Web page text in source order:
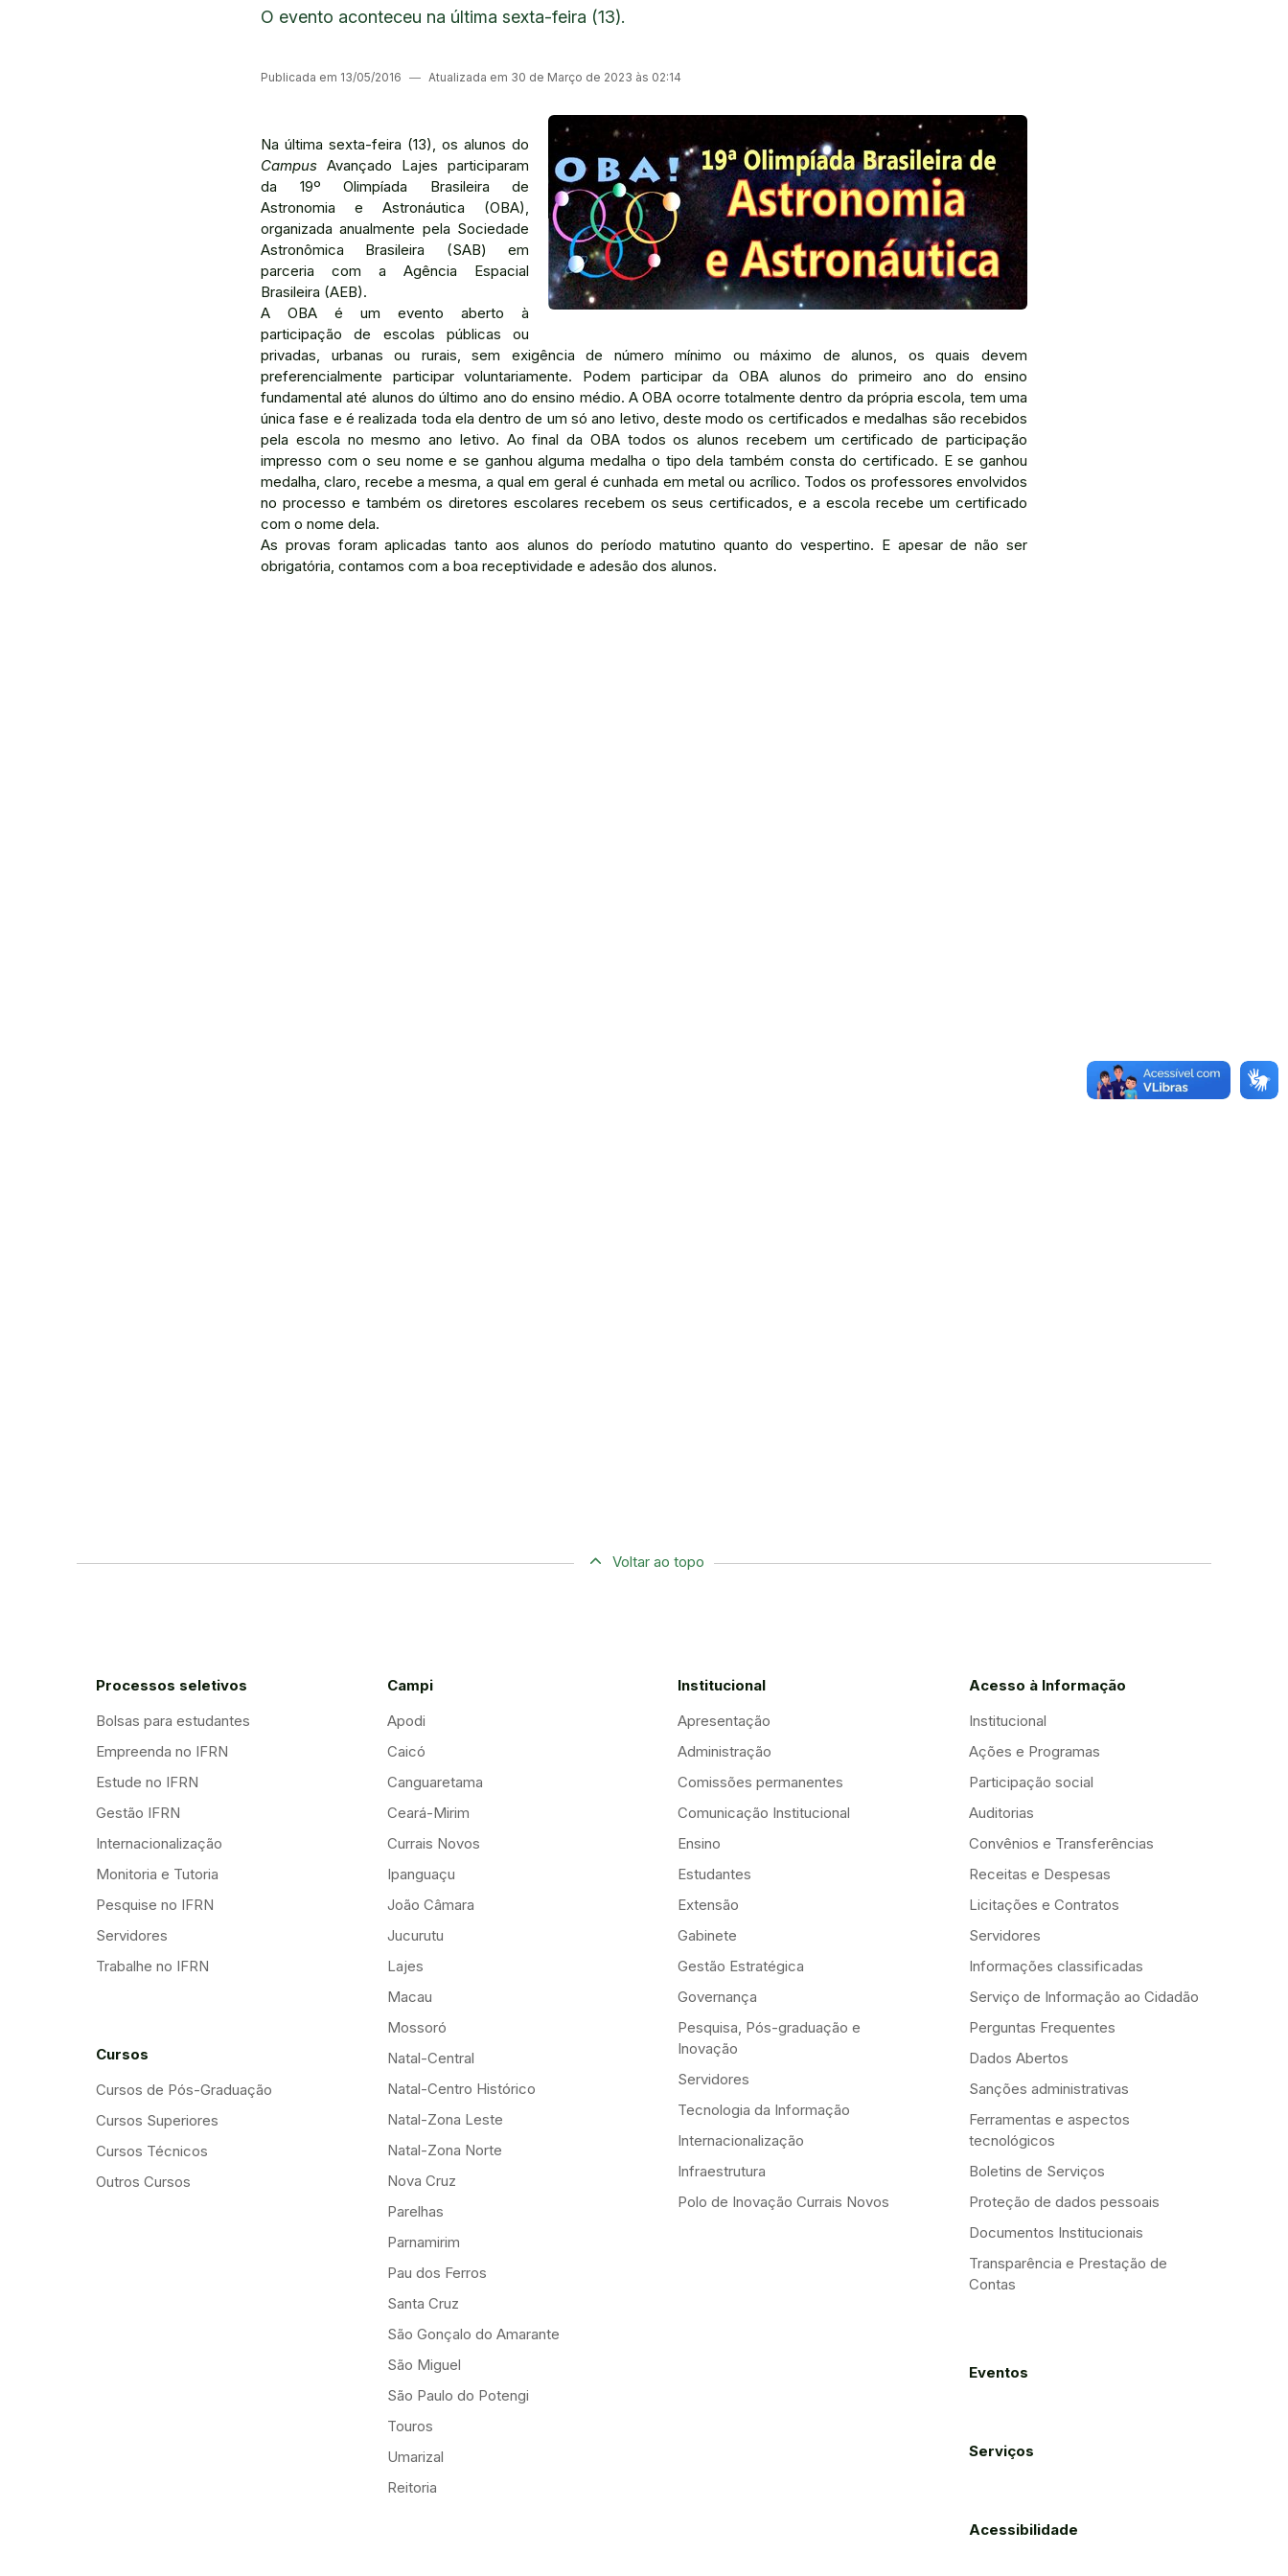
O evento aconteceu na última sexta-feira (13).
Publicada em 13/05/2016 ― Atualizada em 30 de Março de 2023 às 02:14
Na última sexta-feira (13), os alunos do
Campus Avançado Lajes participaram
da 19º Olimpíada Brasileira de
Astronomia e Astronáutica (OBA),
organizada anualmente pela Sociedade
Astronômica Brasileira (SAB) em
parceria com a Agência Espacial
Brasileira (AEB).
A OBA é um evento aberto à
participação de escolas públicas ou
privadas, urbanas ou rurais, sem exigência de número mínimo ou máximo de alunos, os quais devem
preferencialmente participar voluntariamente. Podem participar da OBA alunos do primeiro ano do ensino
fundamental até alunos do último ano do ensino médio. A OBA ocorre totalmente dentro da própria escola, tem uma
única fase e é realizada toda ela dentro de um só ano letivo, deste modo os certificados e medalhas são recebidos
pela escola no mesmo ano letivo. Ao final da OBA todos os alunos recebem um certificado de participação
impresso com o seu nome e se ganhou alguma medalha o tipo dela também consta do certificado. E se ganhou
medalha, claro, recebe a mesma, a qual em geral é cunhada em metal ou acrílico. Todos os professores envolvidos
no processo e também os diretores escolares recebem os seus certificados, e a escola recebe um certificado
com o nome dela.
As provas foram aplicadas tanto aos alunos do período matutino quanto do vespertino. E apesar de não ser
obrigatória, contamos com a boa receptividade e adesão dos alunos.​
Voltar ao topo
Processos seletivos
Bolsas para estudantes
Empreenda no IFRN
Estude no IFRN
Gestão IFRN
Internacionalização
Monitoria e Tutoria
Pesquise no IFRN
Servidores
Trabalhe no IFRN
Cursos
Cursos de Pós-Graduação
Cursos Superiores
Cursos Técnicos
Outros Cursos
Campi
Apodi
Caicó
Canguaretama
Ceará-Mirim
Currais Novos
Ipanguaçu
João Câmara
Jucurutu
Lajes
Macau
Mossoró
Natal-Central
Natal-Centro Histórico
Natal-Zona Leste
Natal-Zona Norte
Nova Cruz
Parelhas
Parnamirim
Pau dos Ferros
Santa Cruz
São Gonçalo do Amarante
São Miguel
São Paulo do Potengi
Touros
Umarizal
Reitoria
Institucional
Apresentação
Administração
Comissões permanentes
Comunicação Institucional
Ensino
Estudantes
Extensão
Gabinete
Gestão Estratégica
Governança
Pesquisa, Pós-graduação e
Inovação
Servidores
Tecnologia da Informação
Internacionalização
Infraestrutura
Polo de Inovação Currais Novos
Acesso à Informação
Institucional
Ações e Programas
Participação social
Auditorias
Convênios e Transferências
Receitas e Despesas
Licitações e Contratos
Servidores
Informações classificadas
Serviço de Informação ao Cidadão
Perguntas Frequentes
Dados Abertos
Sanções administrativas
Ferramentas e aspectos
tecnológicos
Boletins de Serviços
Proteção de dados pessoais
Documentos Institucionais
Transparência e Prestação de
Contas
Eventos
Serviços
Acessibilidade